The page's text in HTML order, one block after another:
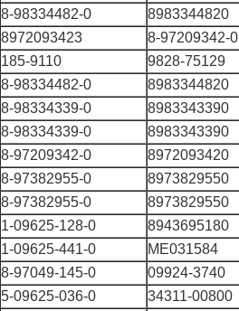
8-98334482-0
8983344820
8972093423
8-97209342-0
185-9110
9828-75129
8-98334482-0
8983344820
8-98334339-0
8983343390
8-98334339-0
8983343390
8-97209342-0
8972093420
8-97382955-0
8973829550
8-97382955-0
8973829550
1-09625-128-0
8943695180
1-09625-441-0
ME031584
8-97049-145-0
09924-3740
5-09625-036-0
34311-00800